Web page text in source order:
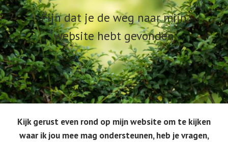
Fijn dat je de weg naar mijn
website hebt gevonden
Kijk gerust even rond op mijn website om te kijken
waar ik jou mee mag ondersteunen, heb je vragen,